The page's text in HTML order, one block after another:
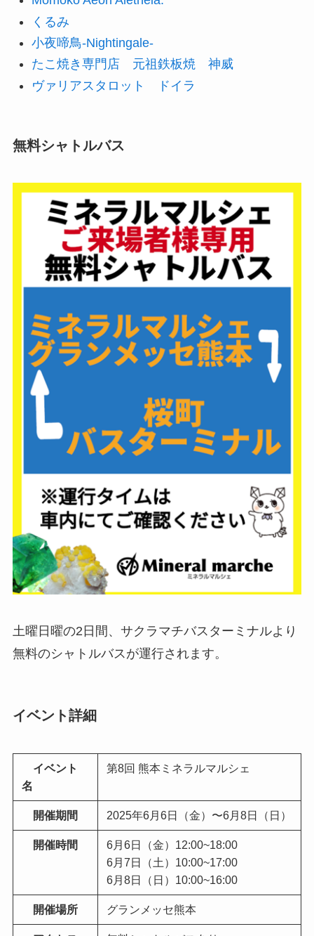
くるみ
小夜啼鳥-Nightingale-
たこ焼き専門店 元祖鉄板焼 神威
ヴァリアスタロット ドイラ
無料シャトルバス
土曜日曜の2日間、サクラマチバスターミナルより
無料のシャトルバスが運行されます。
イベント詳細
イベント
名
第8回 熊本ミネラルマルシェ
開催期間 2025年6月6日（金）〜6月8日（日）
開催時間
6月6日（金）12:00~18:00
6月7日（土）10:00~17:00
6月8日（日）10:00~16:00
開催場所 グランメッセ熊本